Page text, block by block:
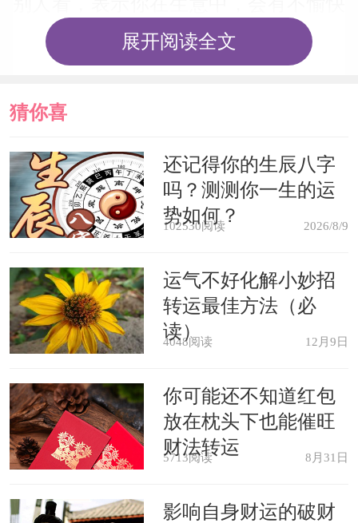
的事情发生，有可能遇上难以应付的讨
债鬼。
展开阅读全文
猜你喜
欢
还记得你的生辰八字
吗？测测你一生的运
势如何？
102530阅读 2026/8/9
运气不好化解小妙招
转运最佳方法（必
读）
4048阅读 12月9日
你可能还不知道红包
放在枕头下也能催旺
财法转运
5713阅读 8月31日
影响自身财运的破财